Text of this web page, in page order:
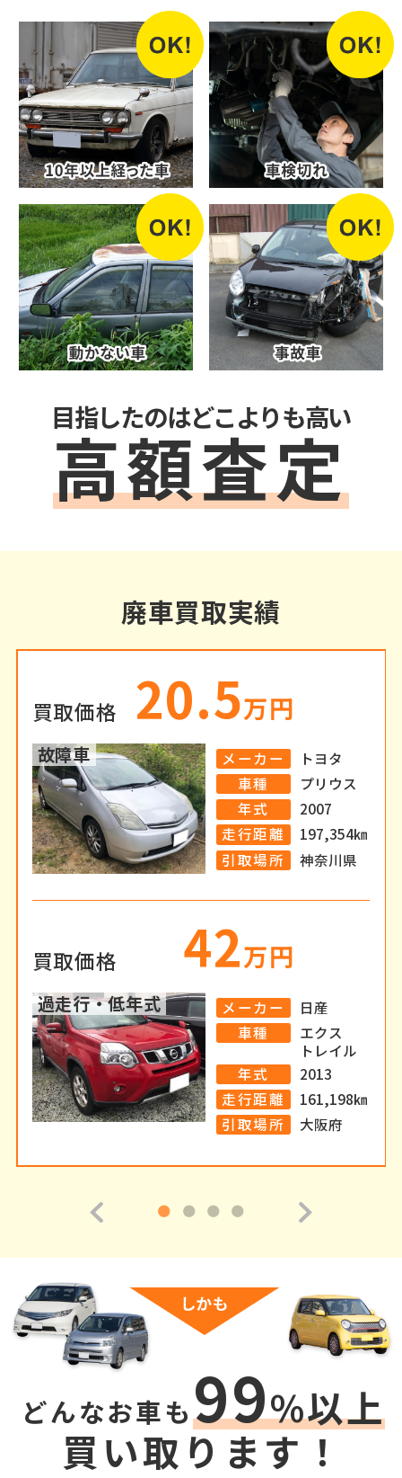
目指したのはどこよりも高い
高額査定
廃車買取実績
買取価格 20.5万円
故障車 メーカー
トヨタ
車種
プリウス
年式
2007
走行距離
197,354㎞
引取場所
神奈川県
買取価格 42万円
過走行・低年式 メーカー
日産
車種
エクス
トレイル
年式
2013
走行距離
161,198㎞
引取場所
大阪府
どんなお車も99%以上
買い取ります！